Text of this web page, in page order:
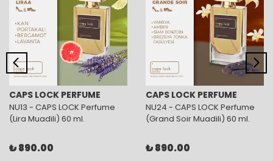
CAPS LOCK PERFUME
NU13 - CAPS LOCK Perfume
(Lira Muadili) 60 ml.
₺ 890.00
CAPS LOCK PERFUME
NU24 - CAPS LOCK Perfume
(Grand Soir Muadili) 60 ml.
₺ 890.00